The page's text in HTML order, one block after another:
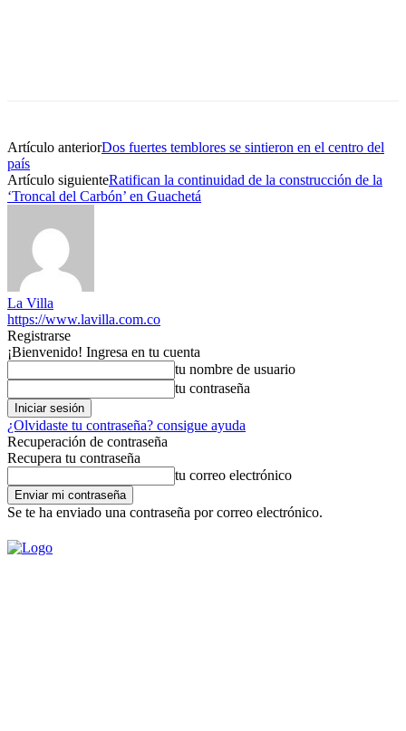
Artículo anteriorDos fuertes temblores se sintieron en el centro del
país
Artículo siguienteRatifican la continuidad de la construcción de la
‘Troncal del Carbón’ en Guachetá
La Villa
https://www.lavilla.com.co
Registrarse
¡Bienvenido! Ingresa en tu cuenta
tu nombre de usuario
tu contraseña
¿Olvidaste tu contraseña? consigue ayuda
Recuperación de contraseña
Recupera tu contraseña
tu correo electrónico
Se te ha enviado una contraseña por correo electrónico.